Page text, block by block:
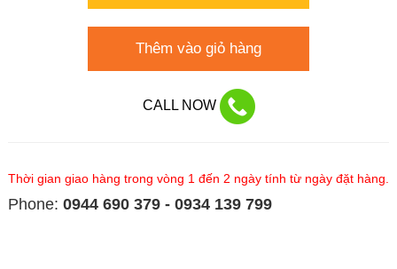
Thêm vào giỏ hàng
CALL NOW
Thời gian giao hàng trong vòng 1 đến 2 ngày tính từ ngày đặt hàng.
Phone: 0944 690 379 - 0934 139 799